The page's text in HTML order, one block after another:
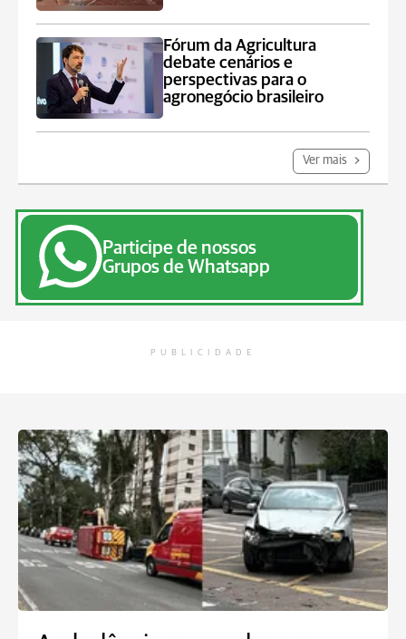
Fórum da Agricultura
debate cenários e
perspectivas para o
agronegócio brasileiro
Ver mais
Participe de nossos
Grupos de Whatsapp
PUBLICIDADE